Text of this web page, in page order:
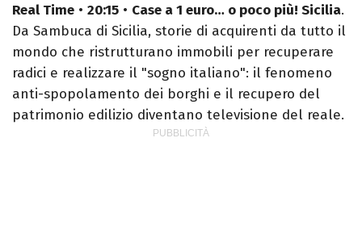
Real Time • 20:15 • Case a 1 euro… o poco più! Sicilia.
Da Sambuca di Sicilia, storie di acquirenti da tutto il
mondo che ristrutturano immobili per recuperare
radici e realizzare il "sogno italiano": il fenomeno
anti-spopolamento dei borghi e il recupero del
patrimonio edilizio diventano televisione del reale.